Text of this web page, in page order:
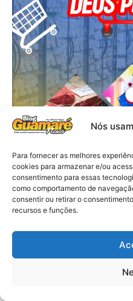
Nós
Para fornecer as melhores
cookies para armazenar e/ou
consentimento para essas
como comportamento de
consentir ou retirar o
recursos e funções.